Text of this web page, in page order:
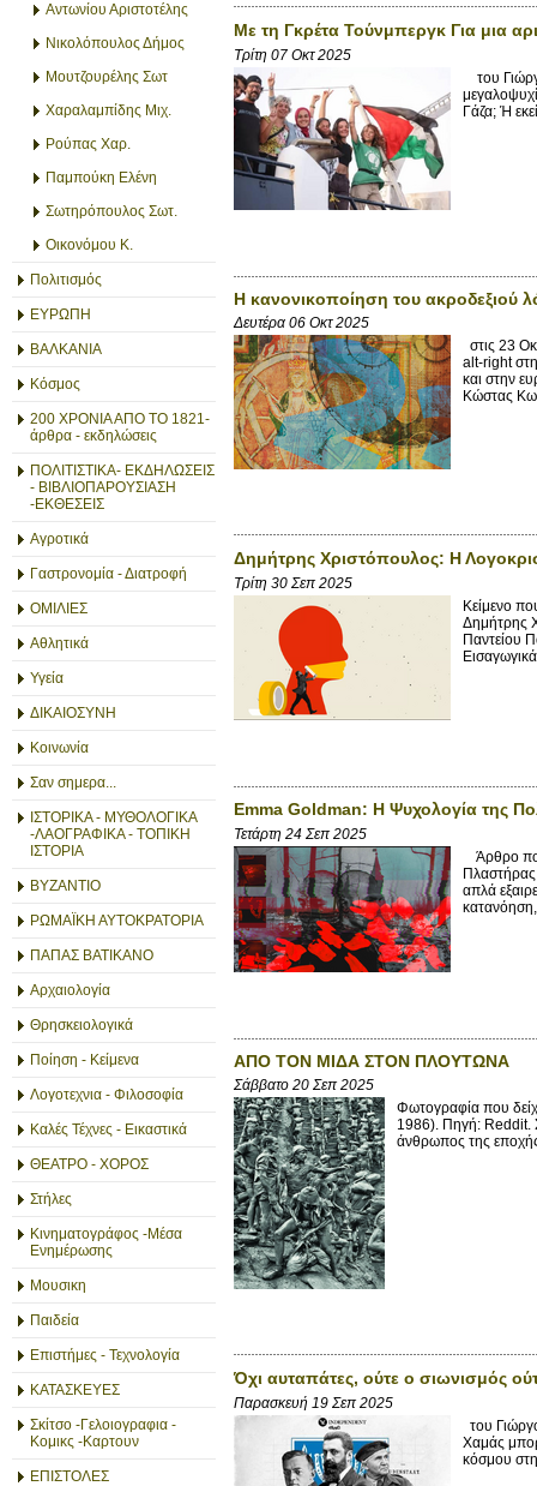
Αντωνίου Αριστοτέλης
Νικολόπουλος Δήμος
Μουτζουρέλης Σωτ
Χαραλαμπίδης Μιχ.
Ρούπας Χαρ.
Παμπούκη Ελένη
Σωτηρόπουλος Σωτ.
Οικονόμου Κ.
Πολιτισμός
ΕΥΡΩΠΗ
ΒΑΛΚΑΝΙΑ
Κόσμος
200 ΧΡΟΝΙΑ ΑΠΟ ΤΟ 1821-
άρθρα - εκδηλώσεις
ΠΟΛΙΤΙΣΤΙΚΑ- ΕΚΔΗΛΩΣΕΙΣ
- ΒΙΒΛΙΟΠΑΡΟΥΣΙΑΣΗ
-ΕΚΘΕΣΕΙΣ
Αγροτικά
Γαστρονομία - Διατροφή
ΟΜΙΛΙΕΣ
Αθλητικά
Υγεία
ΔΙΚΑΙΟΣΥΝΗ
Κοινωνία
Σαν σημερα...
ΙΣΤΟΡΙΚΑ - ΜΥΘΟΛΟΓΙΚΑ
-ΛΑΟΓΡΑΦΙΚΑ - ΤΟΠΙΚΗ
ΙΣΤΟΡΙΑ
ΒΥΖΑΝΤΙΟ
ΡΩΜΑΪΚΗ ΑΥΤΟΚΡΑΤΟΡΙΑ
ΠΑΠΑΣ ΒΑΤΙΚΑΝΟ
Αρχαιολογία
Θρησκειολογικά
Ποίηση - Κείμενα
Λογοτεχνια - Φιλοσοφία
Καλές Τέχνες - Εικαστικά
ΘΕΑΤΡΟ - ΧΟΡΟΣ
Στήλες
Κινηματογράφος -Μέσα
Ενημέρωσης
Μουσικη
Παιδεία
Επιστήμες - Τεχνολογία
ΚΑΤΑΣΚΕΥΕΣ
Σκίτσο -Γελοιογραφια -
Κομικς -Καρτουν
ΕΠΙΣΤΟΛΕΣ
Με τη Γκρέτα Τούνμπεργκ Για μια
Τρίτη 07 Οκτ 2025
του
Γάζα; Ή
Η κανονικοποίηση του
Δευτέρα 06 Οκτ 2025
στις 23
alt-right
και στην
Κώστας
Δημήτρης Χριστόπουλος: Η
Τρίτη 30 Σεπ 2025
Κείμενο
Δημήτρης
Παντείου
Emma Goldman: Η Ψυχολογία της
Τετάρτη 24 Σεπ 2025
Άρθρο
Πλαστήρας
απλά
ΑΠΟ ΤΟΝ ΜΙΔΑ ΣΤΟΝ ΠΛΟΥΤΩΝΑ
Σάββατο 20 Σεπ 2025
Φωτογραφία που
1986). Πηγή: Reddit.
άνθρωπος της
Όχι αυταπάτες, ούτε ο σιωνισμός
Παρασκευή 19 Σεπ 2025
του
Χαμάς
κόσμου